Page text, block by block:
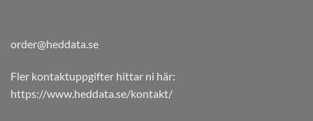
order@heddata.se
Fler kontaktuppgifter hittar ni här:
https://www.heddata.se/kontakt/